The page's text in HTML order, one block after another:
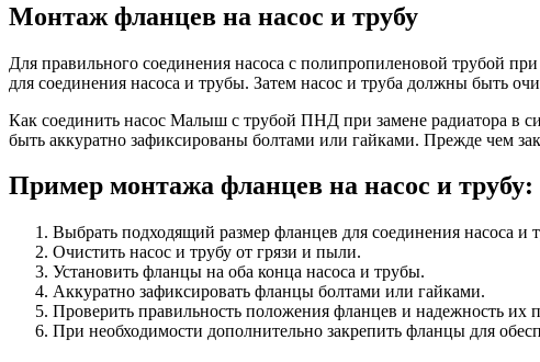
Монтаж фланцев на насос и трубу
Для правильного соединения насоса с полипропиленовой трубой
для соединения насоса и трубы. Затем насос и труба должны быть
Как соединить насос Малыш с трубой ПНД при замене радиатора в
быть аккуратно зафиксированы болтами или гайками. Прежде чем
Пример монтажа фланцев на насос и трубу:
Выбрать подходящий размер фланцев для соединения насоса и
Очистить насос и трубу от грязи и пыли.
Установить фланцы на оба конца насоса и трубы.
Аккуратно зафиксировать фланцы болтами или гайками.
Проверить правильность положения фланцев и надежность их
При необходимости дополнительно закрепить фланцы для